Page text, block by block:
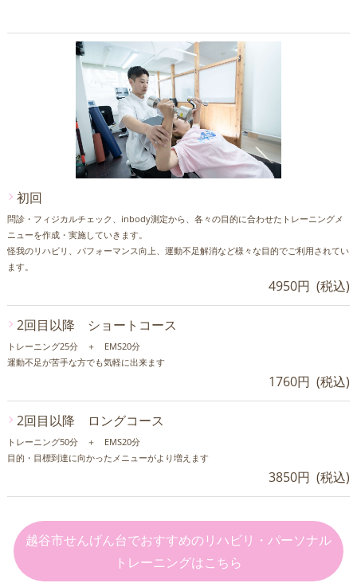
初回
問診・フィジカルチェック、inbody測定から、各々の目的に合わせたトレーニングメ
ニューを作成・実施していきます。
怪我のリハビリ、パフォーマンス向上、運動不足解消など様々な目的でご利用されてい
ます。
4950円 (税込)
2回目以降 ショートコース
トレーニング25分 ＋ EMS20分
運動不足が苦手な方でも気軽に出来ます
1760円 (税込)
2回目以降 ロングコース
トレーニング50分 ＋ EMS20分
目的・目標到達に向かったメニューがより増えます
3850円 (税込)
越谷市せんげん台でおすすめのリハビリ・パーソナル
トレーニングはこちら